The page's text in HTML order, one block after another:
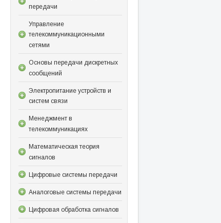
передачи
Управление
телекоммуникационными
сетями
Основы передачи дискретных
сообщений
Электропитание устройств и
систем связи
Менеджмент в
телекоммуникациях
Математическая теория
сигналов
Цифровые системы передачи
Аналоговые системы передачи
Цифровая обработка сигналов